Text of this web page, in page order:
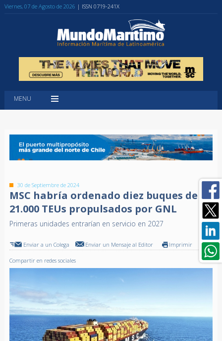
Viernes, 07 de Agosto de 2026 | ISSN 0719-241X
MENU
30 de Septiembre de 2024
MSC habría ordenado diez buques de
21.000 TEUs propulsados por GNL
Primeras unidades entrarían en servicio en 2027
Enviar a un Colega Enviar un Mensaje al Editor Imprimir
Compartir en redes sociales